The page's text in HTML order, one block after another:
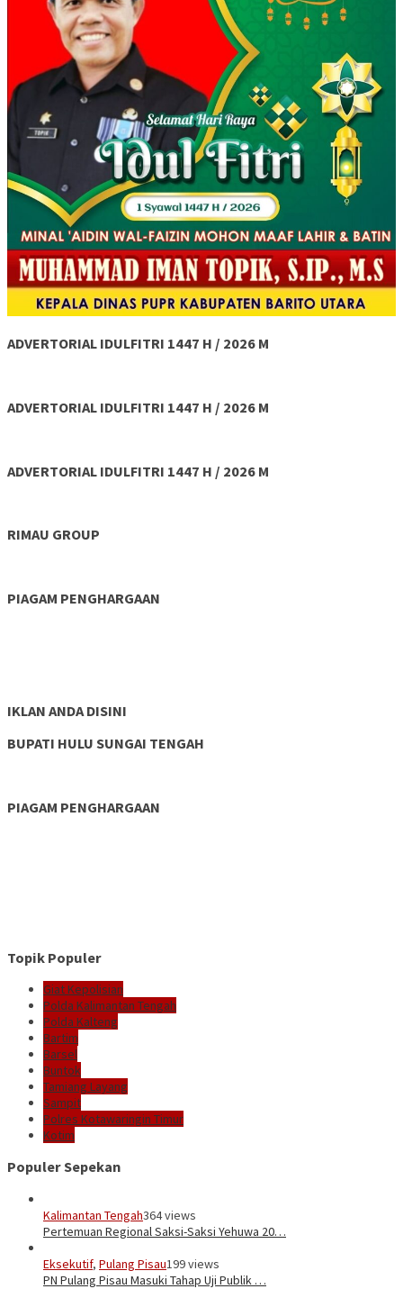
ADVERTORIAL IDULFITRI 1447 H / 2026 M
ADVERTORIAL IDULFITRI 1447 H / 2026 M
ADVERTORIAL IDULFITRI 1447 H / 2026 M
RIMAU GROUP
PIAGAM PENGHARGAAN
IKLAN ANDA DISINI
BUPATI HULU SUNGAI TENGAH
PIAGAM PENGHARGAAN
Topik Populer
Giat Kepolisian
Polda Kalimantan Tengah
Polda Kalteng
Bartim
Barsel
Buntok
Tamiang Layang
Sampit
Polres Kotawaringin Timur
Kotim
Populer Sepekan
Kalimantan Tengah364 views
Pertemuan Regional Saksi-Saksi Yehuwa 20…
Eksekutif, Pulang Pisau199 views
PN Pulang Pisau Masuki Tahap Uji Publik …